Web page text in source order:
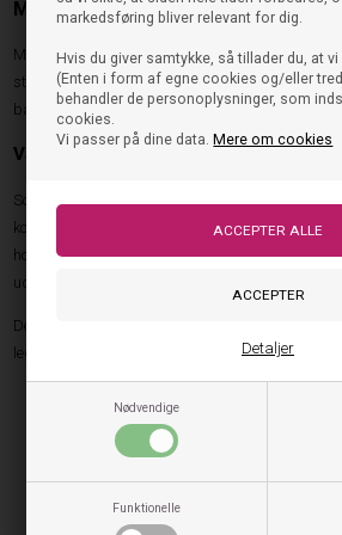
markedsføring bliver relevant for dig.
Hvis du giver samtykke, så tillader du, at
(Enten i form af egne cookies og/eller
behandler de personoplysninger, som
cookies.
Vi passer på dine data.Mere om cookies
Nødvendige
Funktionelle
Detaljer
Materialer og tekniske egenskaber
Materialerne er afgørende for, hvor godt en
støvlerne skal bruges i kolde og fugtige
både isolerer effektivt og føles behagelige at
Varmeisolerende konstruktion
Sofie Schnoor thermostøvler er udviklet med
komfortabelt miljø omkring foden. De isolerende
holde på varmen, mens konstruktionen bidrager
udefra.
Den gode isolering gør støvlerne velegnede til
legepladsen og familiens udflugter i
Komfortabel inderside til kolde dage.
Designet til udendørs brug.
God beskyttelse mod vinterens
Holdbar konstruktion til aktiv brug.